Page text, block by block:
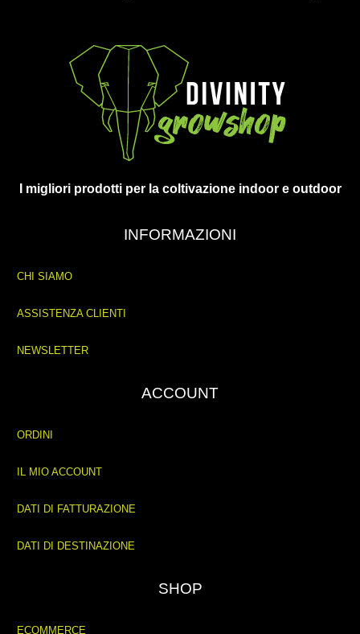
I migliori prodotti per la coltivazione indoor e outdoor
INFORMAZIONI
CHI SIAMO
ASSISTENZA CLIENTI
NEWSLETTER
ACCOUNT
ORDINI
IL MIO ACCOUNT
DATI DI FATTURAZIONE
DATI DI DESTINAZIONE
SHOP
ECOMMERCE